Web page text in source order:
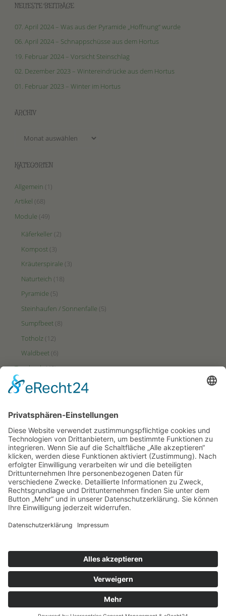
NEUESTE BEITRÄGE
07. April 2024 – Was aus der Pyramide „Hoffnung“ wurde
06. April 2024 – Schnappschüsse aus dem Hortus
19. Februar 2024 – Vorsicht Steinschlag
02. Dezember 2023 – Wintereindrücke aus dem Hortus
01. Februar 2023 – Winter im Hortus
ARCHIV
KATEGORIEN
Allgemein (1)
Artikel (68)
Module (49)
Käferkeller(2)
Kompost(3)
Kräuterspirale (3)
Naturteich (18)
Pyramide (5)
Steinhaufen / Sonnenfalle (5)
Sumpfbeet(8)
Totholz (12)
Waldbeet(6)
Tagebuch(48)
Videos(2)
Ertrags-Zone(23)
HotSpot-Zone(27)
Puffer-Zone(9)
PARTNERSEITEN
Hortus-Netzwerk.de
Hortus-Insectorum.de
©2020 Hortus Civitas Ursi
Präsentiert vonFluida&WordPress.